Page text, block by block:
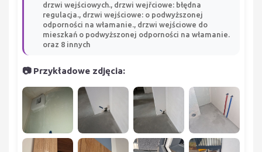
drzwi wejściowych., drzwi wejřciowe: błędna
regulacja., drzwi wejściowe: o podwyższonej
odporności na włamanie., drzwi wejściowe do
mieszkań o podwyższonej odporności na włamanie.
oraz 8 innych
📷 Przykładowe zdjęcia: